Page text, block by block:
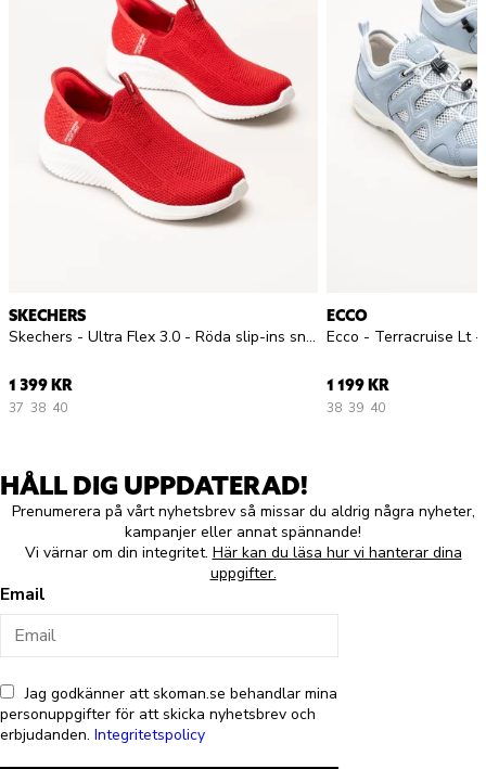
SKECHERS
Skechers - Ultra Flex 3.0 - Röda slip-ins sneakers
1 399 KR
37 38 40
ECCO
1 199 KR
38 39 40
HÅLL DIG UPPDATERAD!
Prenumerera på vårt nyhetsbrev så missar du aldrig några nyheter,
kampanjer eller annat spännande!
Vi värnar om din integritet. Här kan du läsa hur vi hanterar dina
uppgifter.
Email
Jag godkänner att skoman.se behandlar mina
personuppgifter för att skicka nyhetsbrev och
erbjudanden. Integritetspolicy